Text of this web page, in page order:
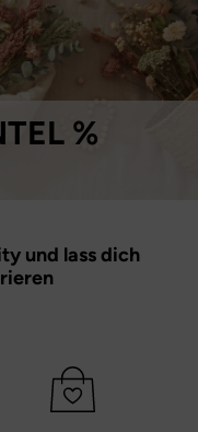
%
und lass dich